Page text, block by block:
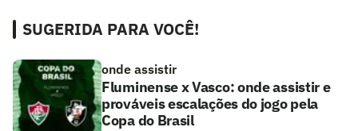
SUGERIDA PARA VOCÊ!
onde assistir
Fluminense x Vasco: onde assistir e
prováveis escalações do jogo pela
Copa do Brasil